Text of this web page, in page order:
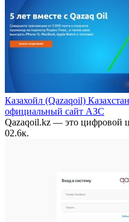
Казахойл (Qazaqoil)
официальный сайт АЗС
Qazaqoil.kz — это цифровой
02.6к.